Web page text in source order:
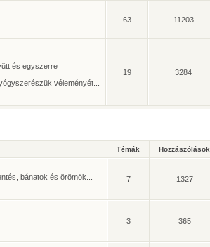
63 11203
és egyszerre
véleményét...
19 3284
Témák Hozzászólások
bánatok és örömök...
7 1327
3 365